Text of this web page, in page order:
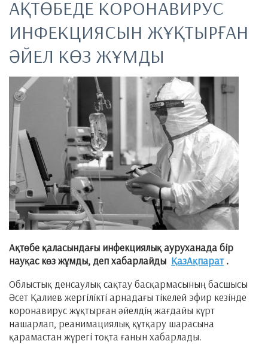
​АҚТӨБЕДЕ КОРОНАВИРУС
ИНФЕКЦИЯСЫН ЖҰҚТЫРҒАН
ӘЙЕЛ КӨЗ ЖҰМДЫ
Ақтөбе қаласындағы инфекциялық ауруханада бір
науқас көз жұмды, деп хабарлайды ҚазАқпарат .
Облыстық денсаулық сақтау басқармасының басшысы
Әсет Қалиев жергілікті арнадағы тікелей эфир кезінде
коронавирус жұқтырған әйелдің жағдайы күрт
нашарлап, реанимациялық құтқару шарасына
қарамастан жүрегі тоқта ғанын хабарлады.